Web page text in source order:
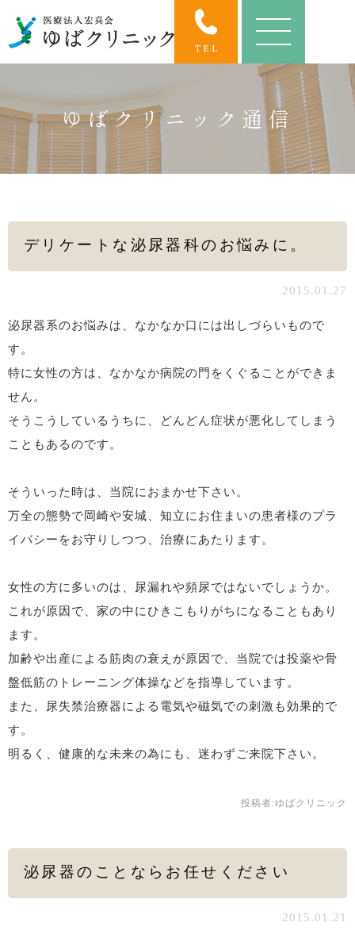
ゆばクリニック通信
デリケートな泌尿器科のお悩みに。
2015.01.27
泌尿器系のお悩みは、なかなか口には出しづらいもので
す。
特に女性の方は、なかなか病院の門をくぐることができま
せん。
そうこうしているうちに、どんどん症状が悪化してしまう
こともあるのです。
そういった時は、当院におまかせ下さい。
万全の態勢で岡崎や安城、知立にお住まいの患者様のプラ
イバシーをお守りしつつ、治療にあたります。
女性の方に多いのは、尿漏れや頻尿ではないでしょうか。
これが原因で、家の中にひきこもりがちになることもあり
ます。
加齢や出産による筋肉の衰えが原因で、当院では投薬や骨
盤低筋のトレーニング体操などを指導しています。
また、尿失禁治療器による電気や磁気での刺激も効果的で
す。
明るく、健康的な未来の為にも、迷わずご来院下さい。
投稿者: ゆばクリニック
泌尿器のことならお任せください
2015.01.21